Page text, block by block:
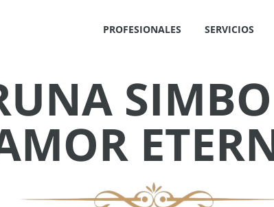
PROFESIONALES SERVICIOS
✕